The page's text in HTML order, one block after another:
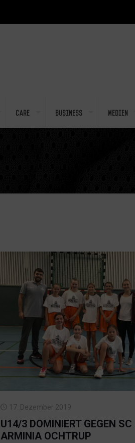
Care Business Medien
17. Dezember 2019
U14/3 DOMINIERT GEGEN SC
ARMINIA OCHTRUP